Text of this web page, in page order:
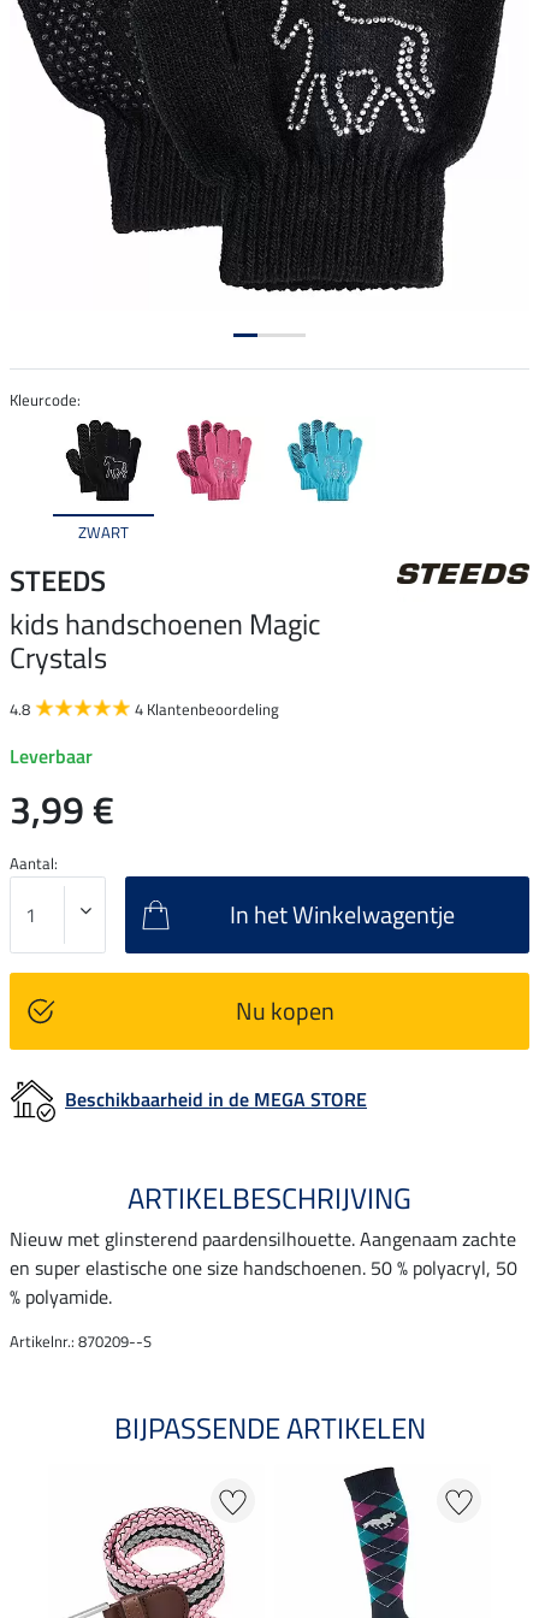
Kleurcode:
ZWART
STEEDS
kids handschoenen Magic
Crystals
4.8 4 Klantenbeoordeling
Leverbaar
3,99 €
Aantal:
In het Winkelwagentje
Nu kopen
Beschikbaarheid in de MEGA STORE
ARTIKELBESCHRIJVING
Nieuw met glinsterend paardensilhouette. Aangenaam zachte
en super elastische one size handschoenen. 50 % polyacryl, 50
% polyamide.
Artikelnr.: 870209--S
BIJPASSENDE ARTIKELEN